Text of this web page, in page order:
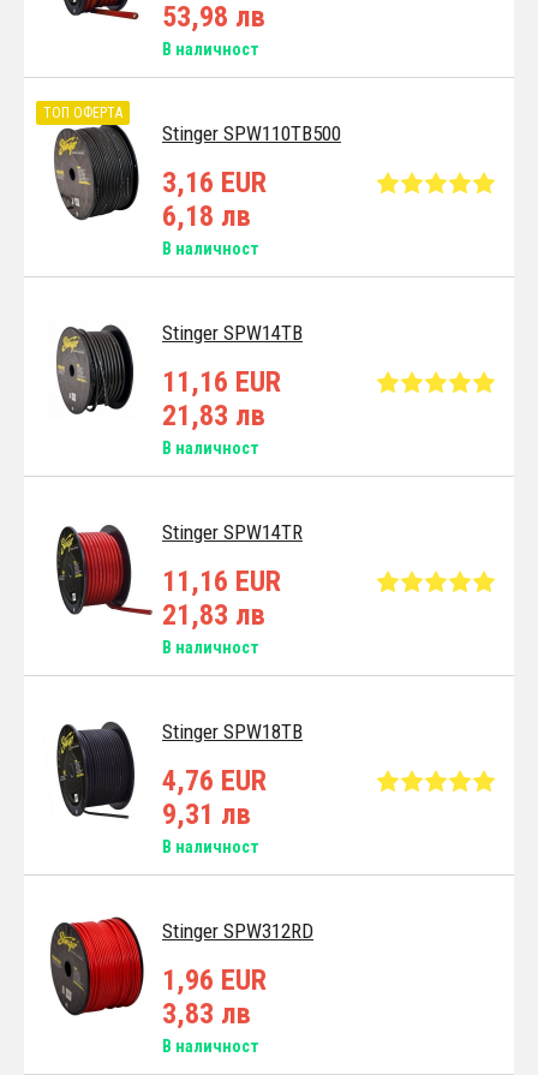
53,98 лв
В наличност
Stinger SPW110TB500
ТОП ОФЕРТА
3,16 EUR
6,18 лв
В наличност
Stinger SPW14TB
11,16 EUR
21,83 лв
В наличност
Stinger SPW14TR
11,16 EUR
21,83 лв
В наличност
Stinger SPW18TB
4,76 EUR
9,31 лв
В наличност
Stinger SPW312RD
1,96 EUR
3,83 лв
В наличност